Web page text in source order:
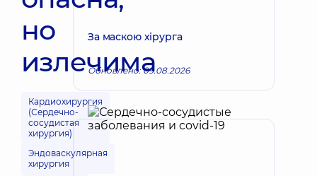
но
излечима
Кардиохирургия
(Сердечно-
сосудистая
хирургия)
Эндоваскулярная
хирургия
За маскою хірурга
Обновлено: 09.08.2026